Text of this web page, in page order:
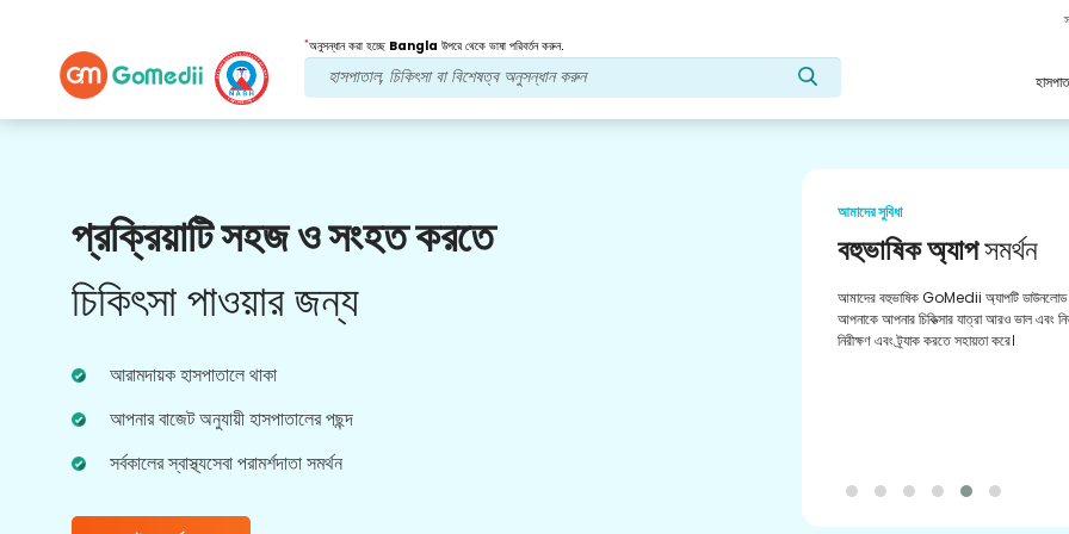
*অনুসন্ধান করা হচ্ছে Bangla উপরে থেকে ভাষা পরিবর্তন করুন.
প্রক্রিয়াটি সহজ ও সংহত করতে
চিকিৎসা পাওয়ার জন্য
আরামদায়ক হাসপাতালে থাকা
আপনার বাজেট অনুযায়ী হাসপাতালের পছন্দ
সর্বকালের স্বাস্থ্যসেবা পরামর্শদাতা সমর্থন
আমাদের সুবিধা
অনলাইন ভিডিওপরামর্শ
ভাল স্বাস্থ্যসেবা অভিজ্ঞতার জন্য বাস্তব সময়ে চিকিত্সা সংক্রান্ত
আমাদের সবচেয়ে অভিজ্ঞ ডাক্তারদের সাথে অনলাইন পরামর্শ।
আমাদের সুবিধা
বহুভাষিক অ্যাপসমর্থন
আমাদের বহুভাষিক GoMedii অ্যাপটি
আপনাকে আপনার চিকিত্সার যাত্রা আরও ভাল এবং
নিরীক্ষণ এবং ট্র্যাক করতে সহায়তা করে।